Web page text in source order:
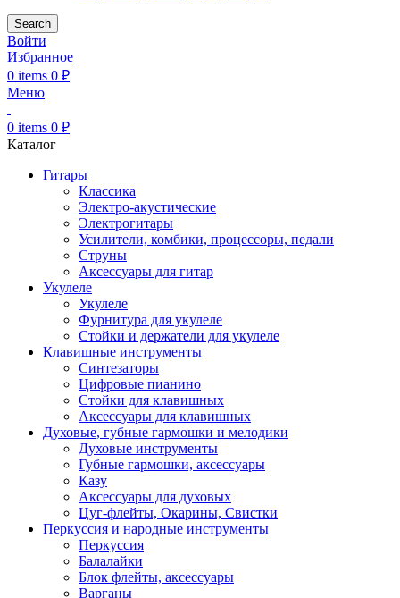
Search
Войти
Избранное
0 items 0 ₽
Меню
0 items 0 ₽
Каталог
Гитары
Классика
Электро-акустические
Электрогитары
Усилители, комбики, процессоры, педали
Струны
Аксессуары для гитар
Укулеле
Укулеле
Фурнитура для укулеле
Стойки и держатели для укулеле
Клавишные инструменты
Синтезаторы
Цифровые пианино
Стойки для клавишных
Аксессуары для клавишных
Духовые, губные гармошки и мелодики
Духовые инструменты
Губные гармошки, аксессуары
Казу
Аксессуары для духовых
Цуг-флейты, Окарины, Свистки
Перкуссия и народные инструменты
Перкуссия
Балалайки
Блок флейты, аксессуары
Варганы